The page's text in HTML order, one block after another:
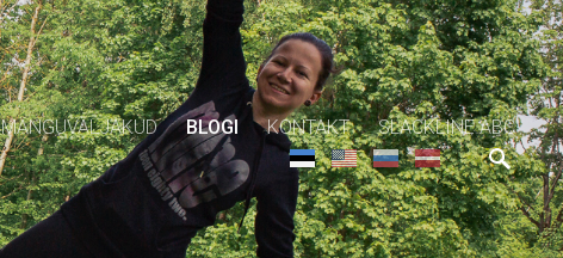
MÄNGUVÄLJAKUD BLOGI KONTAKT SLACKLINE ABC